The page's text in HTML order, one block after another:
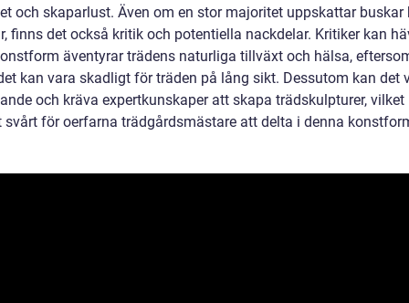
och skaparlust. Även om en stor majoritet uppskattar buskar
finns det också kritik och potentiella nackdelar. Kritiker kan
äventyrar trädens naturliga tillväxt och hälsa,
kan vara skadligt för träden på lång sikt. Dessutom kan det
och kräva expertkunskaper att skapa trädskulpturer, vilket
svårt för oerfarna trädgårdsmästare att delta i denna